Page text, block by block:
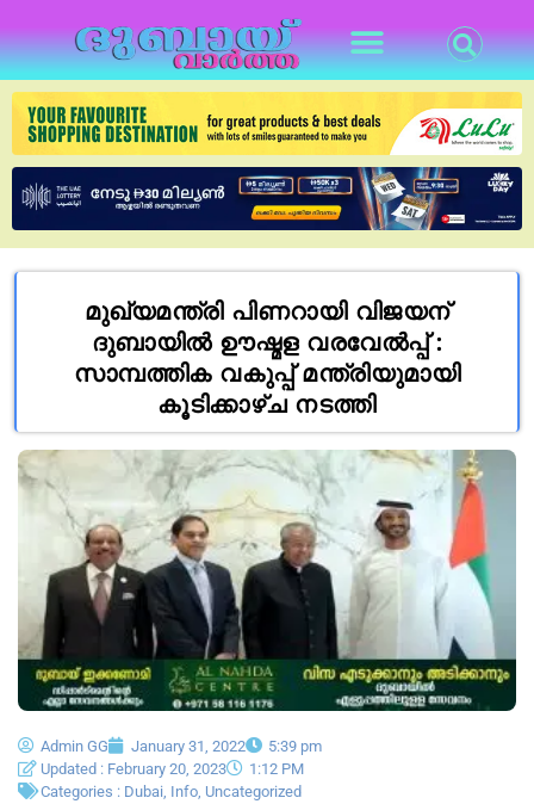
മുഖ്യമന്ത്രി പിണറായി വിജയന്
ദുബായിൽ ഊഷ്മള വരവേൽപ്പ് :
സാമ്പത്തിക വകുപ്പ് മന്ത്രിയുമായി
കൂടിക്കാഴ്‌ച നടത്തി
Admin GG January 31, 2022
5:39 pm
Updated : February 20, 2023
1:12 PM
Categories : Dubai Info Uncategorized